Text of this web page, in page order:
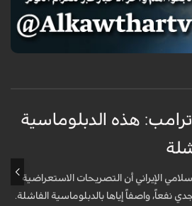
هذه الدبلوماسية
الإيراني أن التصريحات الاستعراضية
نفعاً، واصفاً إياها بالدبلوماسية الفاشلة.